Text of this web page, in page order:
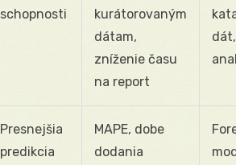
schopnosti
kurátorovaným
dátam,
zníženie času
na report
Presnejšia
predikcia
MAPE, dobe
dodania